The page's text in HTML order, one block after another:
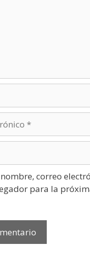
correo
para la